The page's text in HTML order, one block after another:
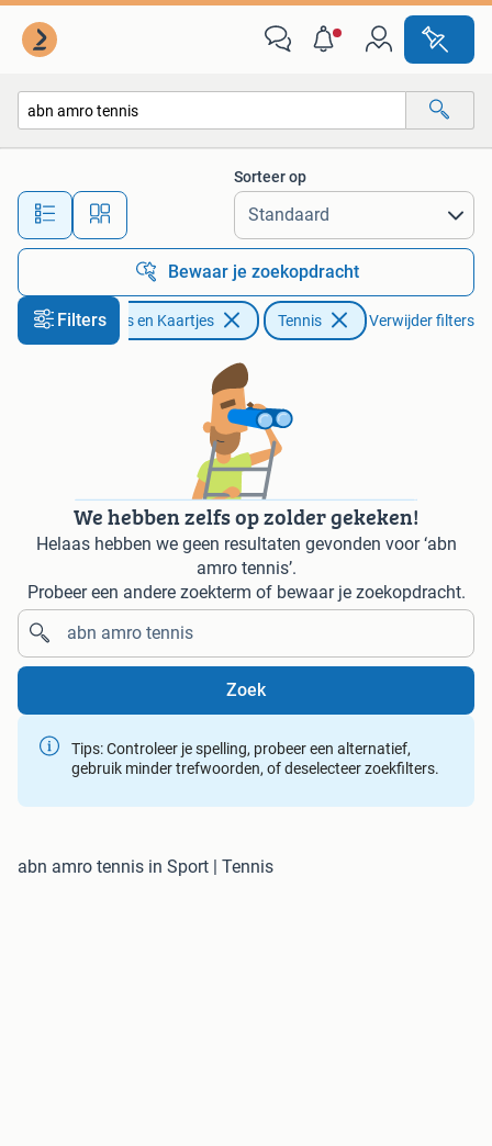
Alle afstanden…
Sorteer op
Bewaar je zoekopdracht
FiltersTickets en Kaartjes Tennis Verwijder filters
We hebben zelfs op zolder gekeken!
Helaas hebben we geen resultaten gevonden voor ‘abn
amro tennis’.
Probeer een andere zoekterm of bewaar je zoekopdracht.
Zoek
Tips: Controleer je spelling, probeer een alternatief,
gebruik minder trefwoorden, of deselecteer zoekfilters.
abn amro tennis in Sport | Tennis